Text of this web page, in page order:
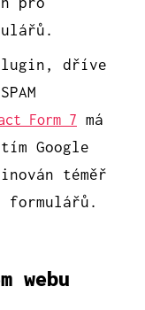
dříve
Form 7
má
Google
téměř
formulářů.
webu